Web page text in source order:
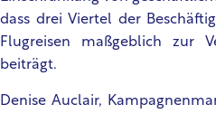
dass drei Viertel der
Flugreisen maßgeblich zur
beiträgt.
Denise Auclair,